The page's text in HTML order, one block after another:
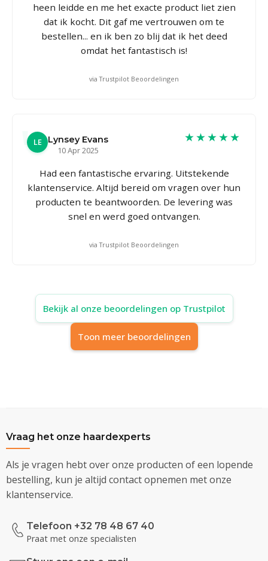
heen leidde en me het exacte product liet zien
dat ik kocht. Dit gaf me vertrouwen om te
bestellen... en ik ben zo blij dat ik het deed
omdat het fantastisch is!
via Trustpilot Beoordelingen
LE
Lynsey Evans
10 Apr 2025
★★★★★
Had een fantastische ervaring. Uitstekende
klantenservice. Altijd bereid om vragen over hun
producten te beantwoorden. De levering was
snel en werd goed ontvangen.
via Trustpilot Beoordelingen
Bekijk al onze beoordelingen op Trustpilot
Toon meer beoordelingen
Vraag het onze haardexperts
Als je vragen hebt over onze producten of een lopende
bestelling, kun je altijd contact opnemen met onze
klantenservice.
Telefoon +32 78 48 67 40
Praat met onze specialisten